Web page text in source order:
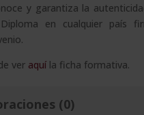
y garantiza la
en cualquier país
ver aquíla ficha formativa.
(0)